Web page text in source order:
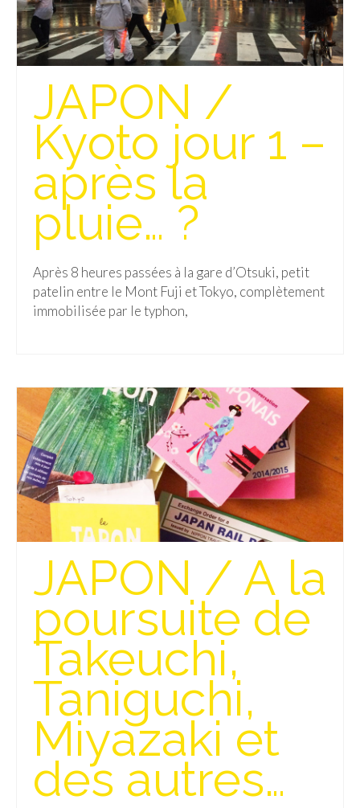
Munich
Danemark
Copenhague
Portugal
Lisbonne
Royaume-Uni
GUIDES FOOD
– Berlin
– Sucre
CHILI
CHINE
– Beijing
– Guilin
– Xi’an
CORÉE DU SUD
– Séoul
DANEMARK
– Copenhague
FRANCE
– Nice
– Paris
JAPON /
Kyoto jour 1 –
après la
pluie… ?
Après 8 heures passées à la gare d’Otsuki, petit
patelin entre le Mont Fuji et Tokyo, complètement
immobilisée par le typhon,
JAPON / A la
poursuite de
Takeuchi,
Taniguchi,
Miyazaki et
des autres…